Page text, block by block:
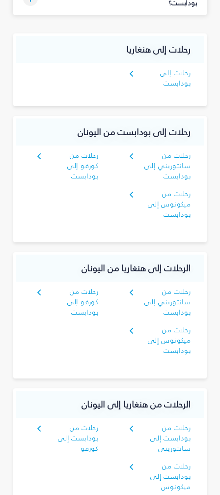
بودابست؟
رحلات إلى هنغاريا
رحلات إلى
بودابست
رحلات إلى بودابست من اليونان
رحلات من
سانتوريني إلى
بودابست
رحلات من
كورفو إلى
بودابست
رحلات من
ميكونوس إلى
بودابست
الرحلات إلى هنغاريا من اليونان
رحلات من
سانتوريني إلى
بودابست
رحلات من
كورفو إلى
بودابست
رحلات من
ميكونوس إلى
بودابست
الرحلات من هنغاريا إلى اليونان
رحلات من
بودابست إلى
سانتوريني
رحلات من
بودابست إلى
كورفو
رحلات من
بودابست إلى
ميكونوس